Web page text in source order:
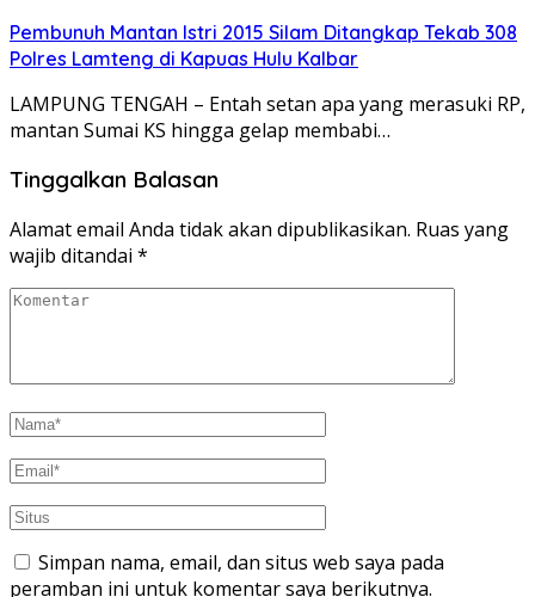
Pembunuh Mantan Istri 2015 Silam Ditangkap Tekab 308
Polres Lamteng di Kapuas Hulu Kalbar
LAMPUNG TENGAH – Entah setan apa yang merasuki RP,
mantan Sumai KS hingga gelap membabi…
Tinggalkan Balasan
Alamat email Anda tidak akan dipublikasikan. Ruas yang
wajib ditandai *
Simpan nama, email, dan situs web saya pada
peramban ini untuk komentar saya berikutnya.